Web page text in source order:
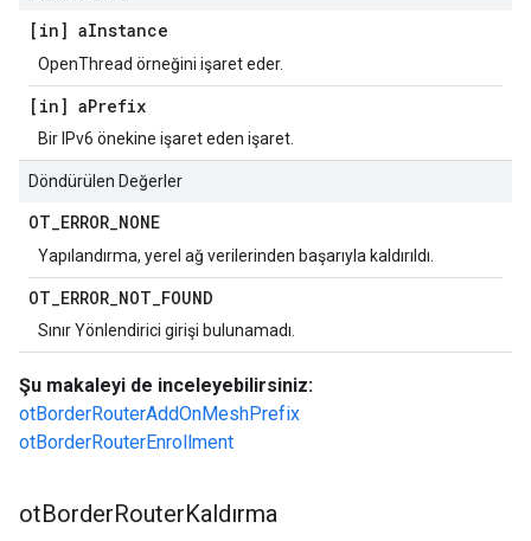
[in] aInstance
OpenThread örneğini işaret eder.
[in] aPrefix
Bir IPv6 önekine işaret eden işaret.
Döndürülen Değerler
OT_ERROR_NONE
Yapılandırma, yerel ağ verilerinden başarıyla kaldırıldı.
OT_ERROR_NOT_FOUND
Sınır Yönlendirici girişi bulunamadı.
Şu makaleyi de inceleyebilirsiniz:
otBorderRouterAddOnMeshPrefix
otBorderRouterEnrollment
otBorderRouterKaldırma